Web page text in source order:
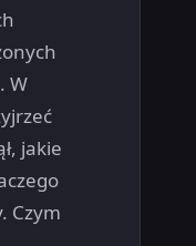
W
jakie
Czym